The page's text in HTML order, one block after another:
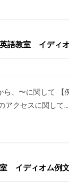
語教室 イディ
ら、〜に関して
アクセスに関して...
イディオム例